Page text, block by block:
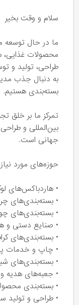
سلام و وقت بخیر
ما در حال توسعه
محصولات غذایی،
طراحی، تولید و
به دنبال جذب
بسته‌بندی هستیم.
تمرکز ما بر خلق
بین‌المللی و
جهانی است.
حوزه‌های مورد نیاز:
• هاردباکس‌های
• بسته‌بندی‌های
• بسته‌بندی‌های
• صنایع دستی و
• بسته‌بندی‌های
• چاپ و خدمات
• بسته‌بندی‌های
• جعبه‌های
• بسته‌بندی
• طراحی و تولید